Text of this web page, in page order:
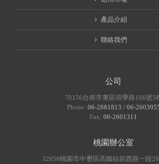
產品介紹
聯絡我們
公司
70156台南市東區崇學路166號5
Phone: 06-2881813 / 06-
Fax: 06-2601311
桃園辦公室
32056桃園市中壢區高鐵站前西路一段